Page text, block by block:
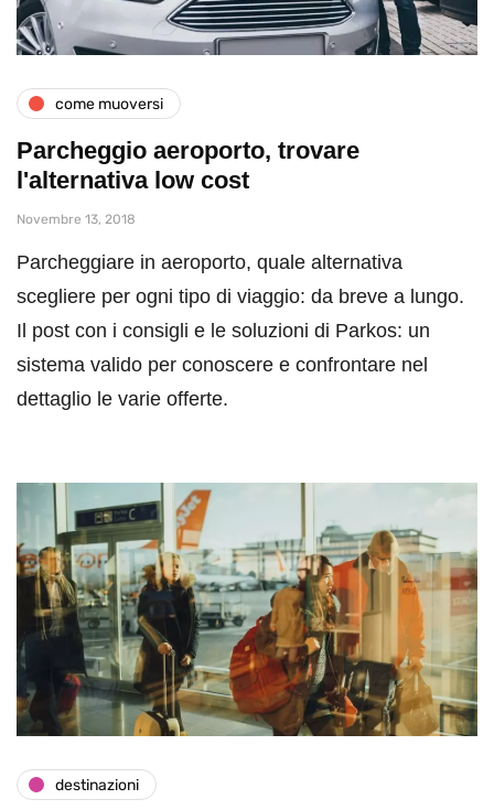
come muoversi
Parcheggio aeroporto, trovare
l'alternativa low cost
Novembre 13, 2018
Parcheggiare in aeroporto, quale alternativa
scegliere per ogni tipo di viaggio: da breve a lungo.
Il post con i consigli e le soluzioni di Parkos: un
sistema valido per conoscere e confrontare nel
dettaglio le varie offerte.
destinazioni